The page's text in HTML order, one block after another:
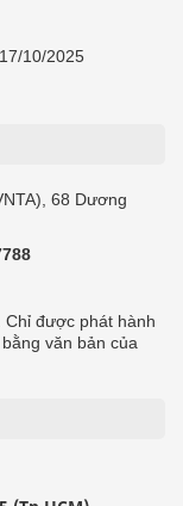
10/2025
68 Dương
Chỉ được phát hành
văn bản của